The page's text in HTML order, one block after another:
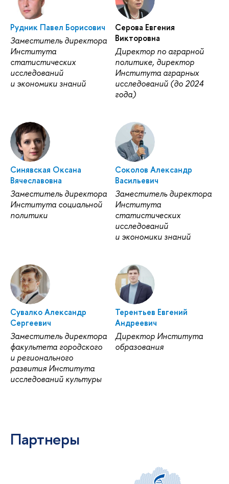
Рудник Павел Борисович
Заместитель директора
Института
статистических
исследований
и экономики знаний
Серова Евгения
икторовна
Директор по аграрной
политике, директор
Института аграрных
исследований (до 2024
ода)
Синявская Оксана
ячеславовна
Заместитель директора
Института социальной
политики
Соколов Александр
асильевич
Заместитель директора
Института
статистических
исследований
и экономики знаний
Сувалко Александр
Сергеевич
Заместитель директора
факультета городского
и регионального
развития Института
исследований культуры
Терентьев Евгений
Андреевич
Директор Института
образования
Партнеры